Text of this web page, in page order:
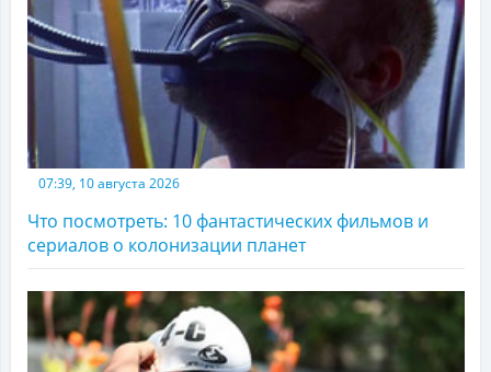
07:39, 10 августа 2026
Что посмотреть: 10 фантастических фильмов и
сериалов о колонизации планет